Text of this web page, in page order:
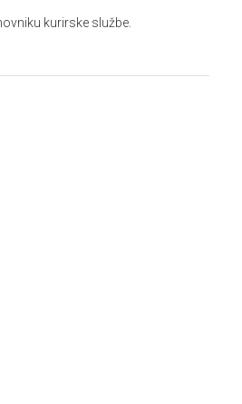
kurirske službe.